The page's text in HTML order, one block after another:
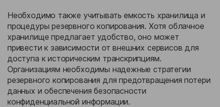
Необходимо также учитывать емкость хранилища и
процедуры резервного копирования. Хотя облачное
хранилище предлагает удобство, оно может
привести к зависимости от внешних сервисов для
доступа к историческим транскрипциям.
Организациям необходимы надежные стратегии
резервного копирования для предотвращения потери
данных и обеспечения безопасности
конфиденциальной информации.